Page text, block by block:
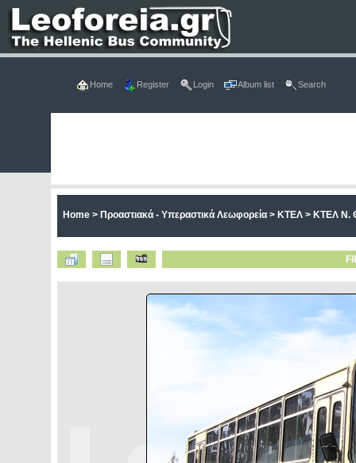
Home Register Login Album list Search
Home> Προαστιακά - Υπεραστικά Λεωφορεία> ΚΤΕΛ> ΚΤΕΛ Ν.